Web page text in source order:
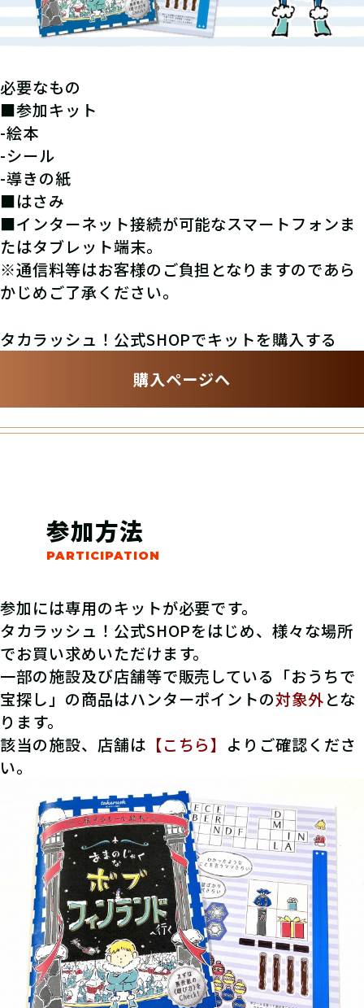
必要なもの
■参加キット
-絵本
-シール
-導きの紙
■はさみ
■インターネット接続が可能なスマートフォンま
たはタブレット端末。
※通信料等はお客様のご負担となりますのであら
かじめご了承ください。
タカラッシュ！公式SHOPでキットを購入する
購入ページへ
参加方法
参加には専用のキットが必要です。
タカラッシュ！公式SHOPをはじめ、様々な場所
でお買い求めいただけます。
一部の施設及び店舗等で販売している「おうちで
宝探し」の商品はハンターポイントの対象外とな
ります。
該当の施設、店舗は 【こちら】 よりご確認くださ
い。